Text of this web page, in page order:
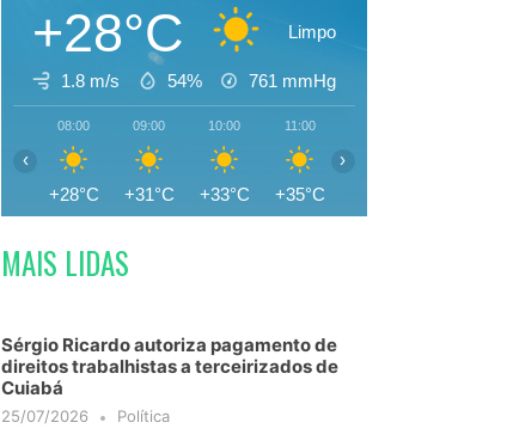
+28°C Limpo
1.8 m/s 54% 761 mmHg
08:00
+28°C
09:00
+31°C
10:00
+33°C
11:00
+35°C
‹ ›
MAIS LIDAS
Sérgio Ricardo autoriza pagamento de
direitos trabalhistas a terceirizados de
Cuiabá
25/07/2026 Política